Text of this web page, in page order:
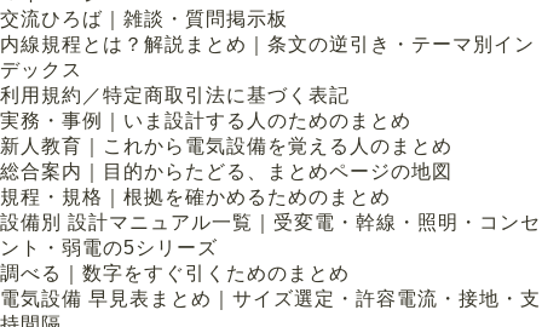
交流ひろば｜雑談・質問掲示板
内線規程とは？解説まとめ｜条文の逆引き・テーマ別イン
デックス
利用規約／特定商取引法に基づく表記
実務・事例｜いま設計する人のためのまとめ
新人教育｜これから電気設備を覚える人のまとめ
総合案内｜目的からたどる、まとめページの地図
規程・規格｜根拠を確かめるためのまとめ
設備別 設計マニュアル一覧｜受変電・幹線・照明・コンセ
ント・弱電の5シリーズ
調べる｜数字をすぐ引くためのまとめ
電気設備 早見表まとめ｜サイズ選定・許容電流・接地・支